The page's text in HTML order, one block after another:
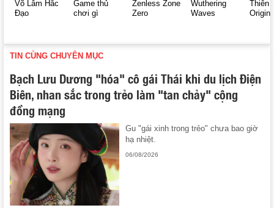
Võ Lâm Hắc
Đạo
Game thủ
chơi gì
Zenless Zone
Zero
Wuthering
Waves
Thiên
Origin
TIN CÙNG CHUYÊN MỤC
Bạch Lưu Dương "hóa" cô gái Thái khi du lịch Điện
Biên, nhan sắc trong trẻo làm "tan chảy" cộng
đồng mạng
Gu "gái xinh trong trẻo" chưa bao giờ
hạ nhiệt.
06/08/2026